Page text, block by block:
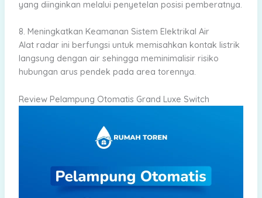
yang diinginkan melalui penyetelan posisi pemberatnya.
8. Meningkatkan Keamanan Sistem Elektrikal Air
Alat radar ini berfungsi untuk memisahkan kontak listrik
langsung dengan air sehingga meminimalisir risiko
hubungan arus pendek pada area torennya.
Review Pelampung Otomatis Grand Luxe Switch